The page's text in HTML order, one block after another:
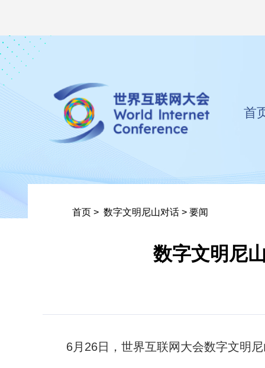
首
首页 > 数字文明尼山对话 > 要闻
数字文明尼
6月26日，世界互联网大会数字文明尼